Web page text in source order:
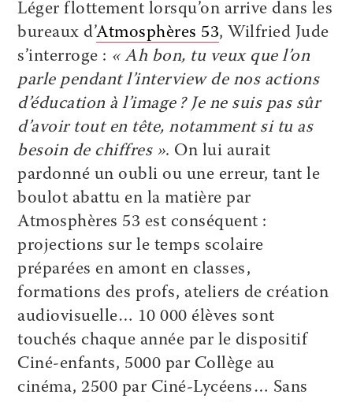
Léger flottement lorsqu’on arrive dans les
bureaux d’Atmosphères 53, Wilfried Jude
s’interroge : « Ah bon, tu veux que l’on
parle pendant l’interview de nos actions
d’éducation à l’image ? Je ne suis pas sûr
d’avoir tout en tête, notamment si tu as
besoin de chiffres ». On lui aurait
pardonné un oubli ou une erreur, tant le
boulot abattu en la matière par
Atmosphères 53 est conséquent :
projections sur le temps scolaire
préparées en amont en classes,
formations des profs, ateliers de création
audiovisuelle… 10 000 élèves sont
touchés chaque année par le dispositif
Ciné-enfants, 5000 par Collège au
cinéma, 2500 par Ciné-Lycéens… Sans